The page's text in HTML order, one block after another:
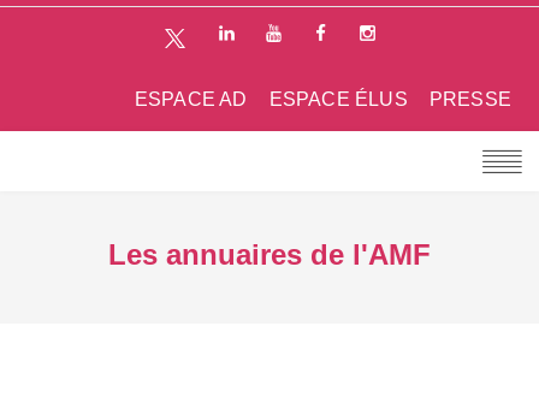
PRESSE
ESPACE ÉLUS
ESPACE AD
Les annuaires de l'AMF